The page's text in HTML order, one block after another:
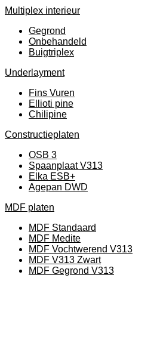
Multiplex interieur
Gegrond
Onbehandeld
Buigtriplex
Underlayment
Fins Vuren
Ellioti pine
Chilipine
Constructieplaten
OSB 3
Spaanplaat V313
Elka ESB+
Agepan DWD
MDF platen
MDF Standaard
MDF Medite
MDF Vochtwerend V313
MDF V313 Zwart
MDF Gegrond V313